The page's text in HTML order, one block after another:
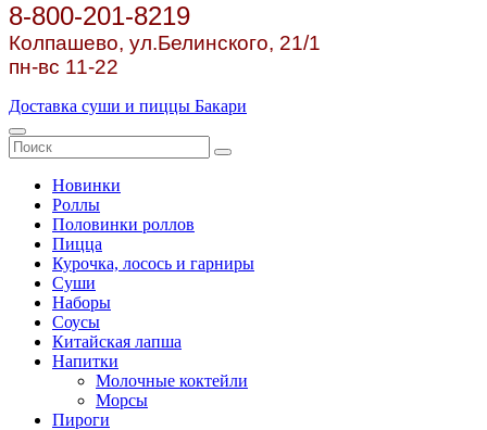
8-800-201-8219
Колпашево, ул.Белинского, 21/1
пн-вс 11-22
Доставка суши и пиццы Бакари
Новинки
Роллы
Половинки роллов
Пицца
Курочка, лосось и гарниры
Суши
Наборы
Соусы
Китайская лапша
Напитки
Молочные коктейли
Морсы
Пироги